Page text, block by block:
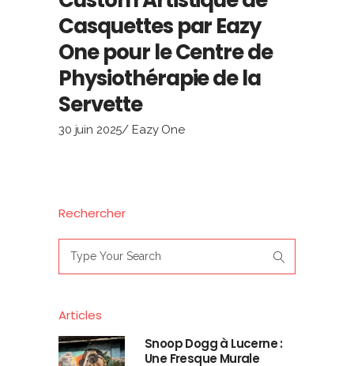
Casquettes par Eazy
One pour le Centre de
Physiothérapie de la
Servette
30 juin 2025 Eazy One
Rechercher
for:
Articles
Snoop Dogg à Lucerne :
Une Fresque Murale